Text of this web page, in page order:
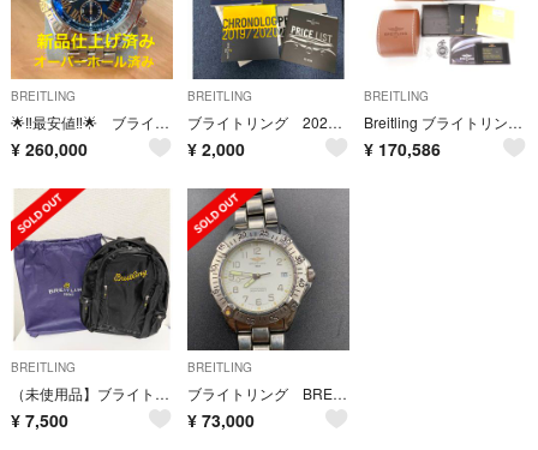
BREITLING
🌟‼️最安値‼️🌟 ブライトリング クロノマット エボリューション
¥ 260,000
BREITLING
ブライトリング 2020年 カタログ 新品未使用 時計 モデル 限定 付加価値
¥ 2,000
BREITLING
Breitling ブライトリング スーパーオーシャンⅡ 44 メンズ
¥ 170,586
BREITLING
（未使用品】ブライトリングリュック
¥ 7,500
BREITLING
ブライトリング BREITLING コルト A17035 ジャンク品
¥ 73,000